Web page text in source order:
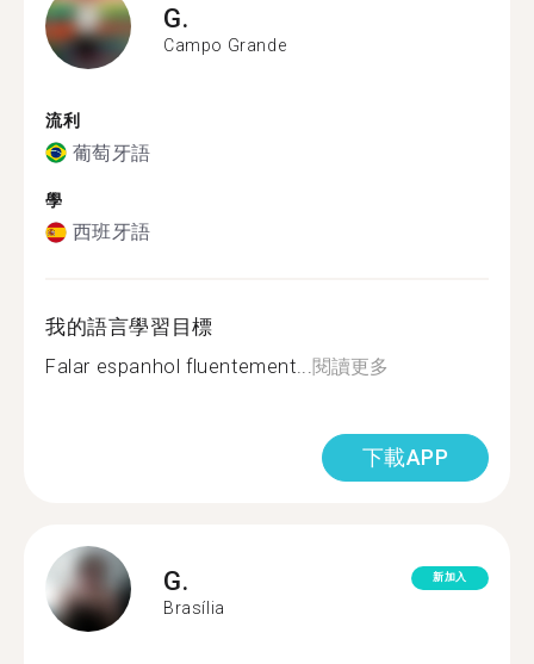
G.
Campo Grande
流利
葡萄牙語
學
西班牙語
我的語言學習目標
Falar espanhol fluentement...閱讀更多
下載APP
G.
Brasília
新加入